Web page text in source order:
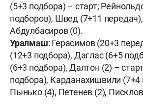
(5+3 подбора) – старт;
подборов), Швед (7+11
Абдулбасиров (0).
Уралмаш: Герасимов (20+3
(12+3 подбора), Даглас (6+5
(6+3 подбора), Далтон (2) –
подбора), Карданахишвили (7+4
Пынько (4), Петенев (2),